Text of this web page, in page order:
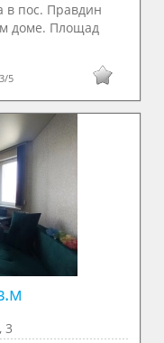
в пос. Правдин
доме. Плoщaд
3/5
3